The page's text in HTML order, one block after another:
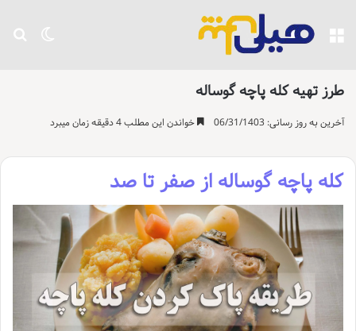
تغییر منو
طرز تهیه کله پاچه گوساله
آخرین به روز رسانی: 06/31/1403 خواندن این مطلب 4 دقیقه زمان میبرد
کله پاچه گوساله از صفر تا صد